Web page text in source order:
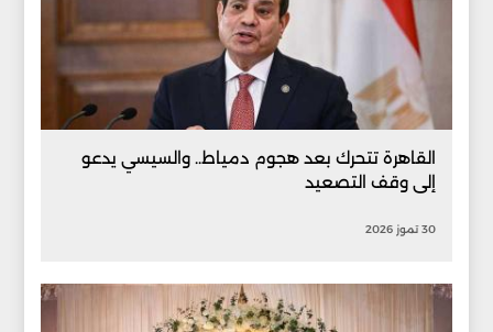
القاهرة تتحرك بعد هجوم دمياط.. والسيسي يدعو
إلى وقف التصعيد
30 تموز 2026